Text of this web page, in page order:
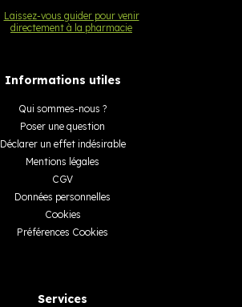
Laissez-vous guider pour venir
directement à la pharmacie
Informations utiles
Qui sommes-nous ?
Poser une question
Déclarer un effet indésirable
Mentions légales
CGV
Données personnelles
Cookies
Préférences Cookies
Services